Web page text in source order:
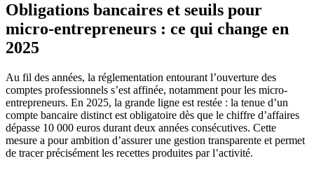
Obligations bancaires et seuils pour
micro-entrepreneurs : ce qui change en
2025
Au fil des années, la réglementation entourant l’ouverture des
comptes professionnels s’est affinée, notamment pour les micro-
entrepreneurs. En 2025, la grande ligne est restée : la tenue d’un
compte bancaire distinct est obligatoire dès que le chiffre d’affaires
dépasse 10 000 euros durant deux années consécutives. Cette
mesure a pour ambition d’assurer une gestion transparente et permet
de tracer précisément les recettes produites par l’activité.